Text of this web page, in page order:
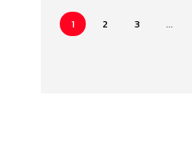
1 2 3 ...